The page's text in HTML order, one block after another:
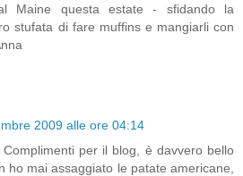
Maine questa estate - sfidando la
stufata di fare muffins e mangiarli con
2009 alle ore 04:14
per il blog, è davvero bello
ho mai assaggiato le patate americane,